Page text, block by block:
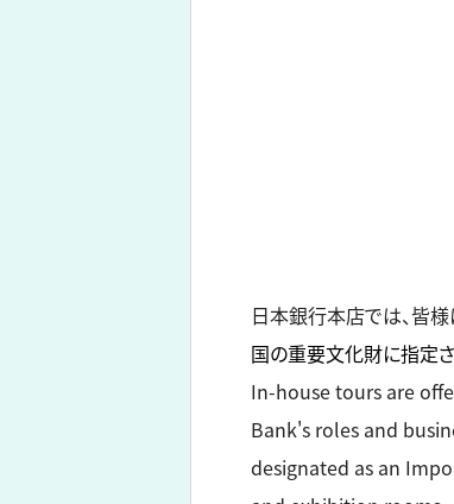
日本銀行本店では、皆
国の重要文化財に指定さ
In-house tours are
Bank's roles and
designated as an